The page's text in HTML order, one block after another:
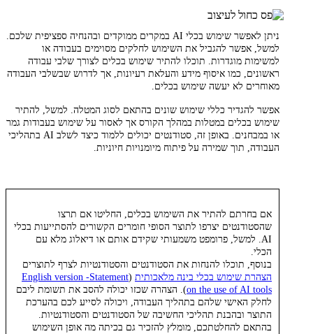
ניתן לאפשר שימוש בכלי AI במקרים ממוקדים ובהנחיה ספציפית שלכם.
למשל, אפשר להגביל את השימוש לחלקים מסוימים בעבודה או
למשימות מוגדרות. תוכלו להתיר שימוש בכלים לצורך שלבי עבודה
ראשונים, כמו איסוף מידע והעלאת רעיונות, אך לדרוש שבשלבי העבודה
מאוחרים לא יעשה שימוש בכלים.
אפשר להגדיר כללי שימוש שונים בהתאם לסוג המטלה. למשל, להתיר
שימוש בכלים במטלות במהלך הקורס אך לאסור על שימוש בעבודות גמר
או במבחנים. באופן זה, סטודנטים יכולים ללמוד כיצד לשלב AI בתהליכי
העבודה, תוך שמירה על פיתוח מיומנויות חיוניות.
אם בחרתם להתיר את השימוש בכלים, החליטו אם תרצו
שהסטודנטים יצרפו לתוצר הסופי חומרים הקשורים להסתייעות בכלי
AI. למשל, פרומפט משמעותי שקידם אותם או דיאלוג מלא עם
הכלי.
בנוסף, תוכלו להנחות את הסטודנטים והסטודנטיות לצרף לתוצרים
הצהרת שימוש בכלי בינה מלאכותית (
English version -Statement
on the use of AI tools). הצהרה שכזו יכולה להסב את תשומת ליבם
לחלק האישי שלהם בתהליך העבודה, ויכולה לסייע לכם בהערכת
התוצר ובהבנת תהליכי החשיבה של הסטודנטים והסטודנטיות.
בהתאם להחלטתכם, מומלץ להזכיר גם בכיתה מה אופן השימוש